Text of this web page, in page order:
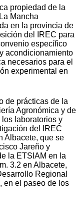
propiedad de la
Mancha
en la provincia de
del IREC para
específico
acondicionamiento
necesarios para el
experimental en
de prácticas de la
Agronómica y de
laboratorios y
del IREC
Albacete, que se
Jareño y
la ETSIAM en la
3.2 en Albacete,
Regional
en el paseo de los